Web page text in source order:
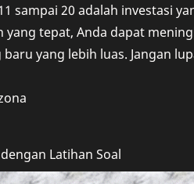
sampai 20 adalah investasi
tepat, Anda dapat
yang lebih luas. Jangan